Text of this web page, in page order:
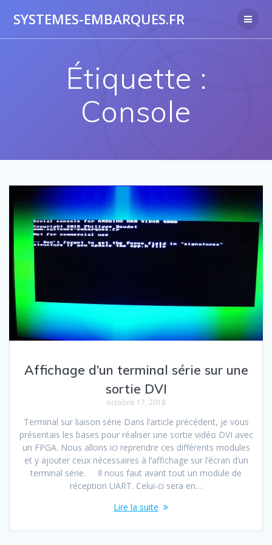
to
SYSTEMES-EMBARQUES.FR
Étiquette :
Console
Affichage d’un terminal série sur une
sortie DVI
octobre 17, 2018
Terminal sur liaison série Dans l’article précédent, je vous
présentais les bases pour réaliser une sortie vidéo DVI avec
un FPGA. Nous allons ici reprendre ces différents modules
et y ajouter ceux nécessaires à l’affichage sur l’écran d’un
terminal série. Il nous faut avant tout un module de
réception UART. Celui-ci sera en…
Lire la suite